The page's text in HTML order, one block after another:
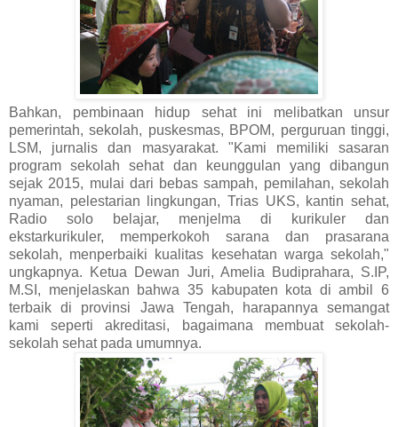
Bahkan, pembinaan hidup sehat ini melibatkan unsur
pemerintah, sekolah, puskesmas, BPOM, perguruan tinggi,
LSM, jurnalis dan masyarakat. "Kami memiliki sasaran
program sekolah sehat dan keunggulan yang dibangun
sejak 2015, mulai dari bebas sampah, pemilahan, sekolah
nyaman, pelestarian lingkungan, Trias UKS, kantin sehat,
Radio solo belajar, menjelma di kurikuler dan
ekstarkurikuler, memperkokoh sarana dan prasarana
sekolah, menperbaiki kualitas kesehatan warga sekolah,"
ungkapnya. Ketua Dewan Juri, Amelia Budiprahara, S.IP,
M.SI, menjelaskan bahwa 35 kabupaten kota di ambil 6
terbaik di provinsi Jawa Tengah, harapannya semangat
kami seperti akreditasi, bagaimana membuat sekolah-
sekolah sehat pada umumnya.